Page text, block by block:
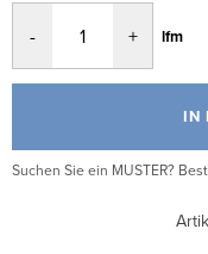
lfm
IN
Suchen Sie ein MUSTER?